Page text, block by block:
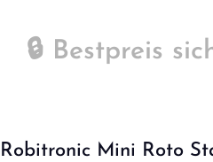
🔒 Bestpreis
Robitronic Mini Roto